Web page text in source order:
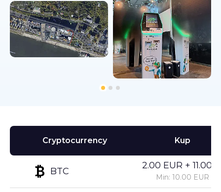
Cryptocurrency
BTC
Kup
2.00 EUR +
Min: 10.00 EUR